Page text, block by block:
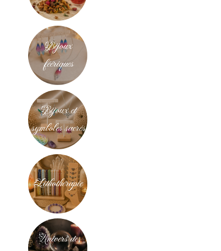
Bijoux
féériques
Bijoux et
symboles sacrés
Lithothérapie
Univers de